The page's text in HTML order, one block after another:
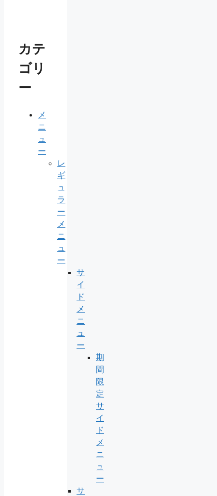
カテ
ゴリ
ー
メ
ニ
ュ
ー
レ
ギ
ュ
ラ
ー
メ
ニ
ュ
ー
サ
イ
ド
メ
ニ
ュ
ー
期
間
限
定
サ
イ
ド
メ
ニ
ュ
ー
サ